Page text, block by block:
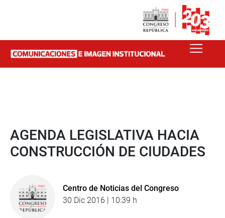
AGENDA LEGISLATIVA HACIA
CONSTRUCCIÓN DE CIUDADES
Centro de Noticias del Congreso
30 Dic 2016 | 10:39 h